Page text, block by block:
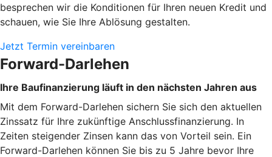
besprechen wir die Konditionen für Ihren neuen Kredit und
schauen, wie Sie Ihre Ablösung gestalten.
Jetzt Termin vereinbaren
Forward-Darlehen
Ihre Baufinanzierung läuft in den nächsten Jahren aus
Mit dem Forward-Darlehen sichern Sie sich den aktuellen
Zinssatz für Ihre zukünftige Anschlussfinanzierung. In
Zeiten steigender Zinsen kann das von Vorteil sein. Ein
Forward-Darlehen können Sie bis zu 5 Jahre bevor Ihre